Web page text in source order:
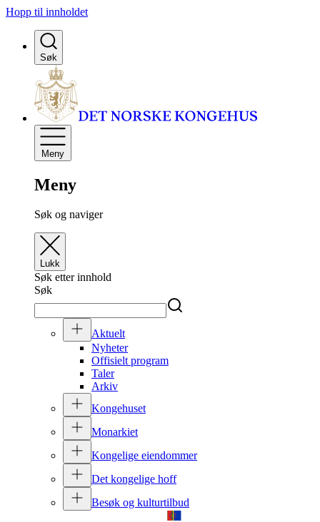
Hopp til innholdet
Søk
Meny
Meny
Søk og naviger
Lukk
Søk etter innhold
Søk
Aktuelt
Nyheter
Offisielt program
Taler
Arkiv
Kongehuset
Monarkiet
Kongelige eiendommer
Det kongelige hoff
Besøk og kulturtilbud